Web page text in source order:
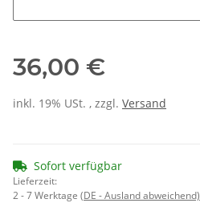
36,00 €
inkl. 19% USt. , zzgl. Versand
Sofort verfügbar
Lieferzeit:
2 - 7 Werktage (DE - Ausland abweichend)